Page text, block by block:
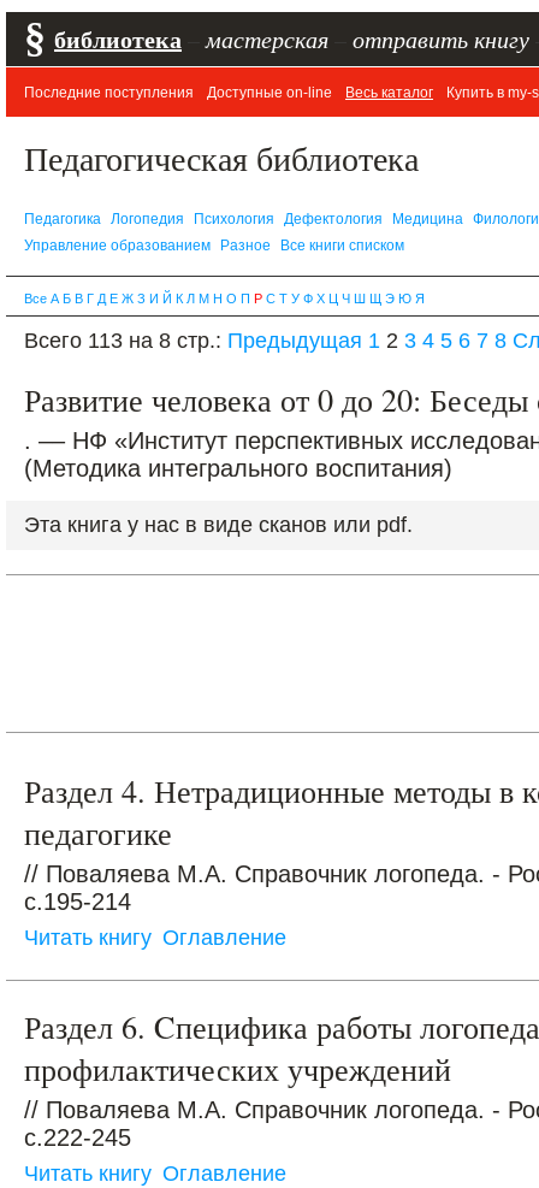
§ библиотека мастерская отправить книгу
Последние поступления Доступные on-line Весь каталог Купить в my-
Педагогическая библиотека
Педагогика Логопедия Психология Дефектология Медицина
Управление образованием
Разное Все книги списком
Все А Б В Г Д Е Ж З И Й К Л М Н О П Р С Т У Ф Х Ц Ч Ш Щ Э Ю Я
Всего 113 на 8 стр.: Предыдущая 1 2 3 4 5 6 7 8
Развитие человека от 0 до 20:
. –– НФ «Институт перспективных
(Методика интегрального воспитания)
Эта книга у нас в виде сканов или pdf.
Раздел 4. Нетрадиционные методы в
педагогике
// Поваляева М.А. Справочник логопеда. -
c.195-214
Читать книгу Оглавление
Раздел 6. Cпецифика работы
профилактических учреждений
// Поваляева М.А. Справочник логопеда. -
c.222-245
Читать книгу Оглавление